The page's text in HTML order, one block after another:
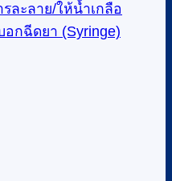
ละลาย/ให้น้ำเกลือ
อกฉีดยา (Syringe)